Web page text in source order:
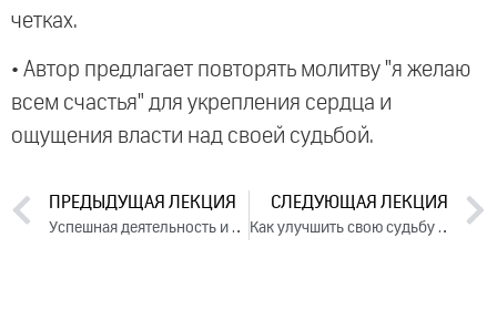
четках.
• Автор предлагает повторять молитву "я желаю
всем счастья" для укрепления сердца и
ощущения власти над своей судьбой.
ПРЕДЫДУЩАЯ ЛЕКЦИЯ
Успешная деятельность и личное развитие в мегаполисе. Лекция 3 (2018)
СЛЕДУЮЩАЯ ЛЕКЦИЯ
Как улучшить свою судьбу в семье? Лекция 1 (2018)